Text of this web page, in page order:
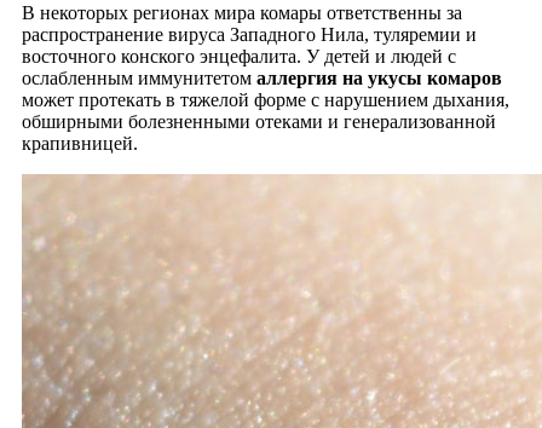
В некоторых регионах мира комары ответственны за
распространение вируса Западного Нила, туляремии и
восточного конского энцефалита. У детей и людей с
ослабленным иммунитетом аллергия на укусы комаров
может протекать в тяжелой форме с нарушением дыхания,
обширными болезненными отеками и генерализованной
крапивницей.